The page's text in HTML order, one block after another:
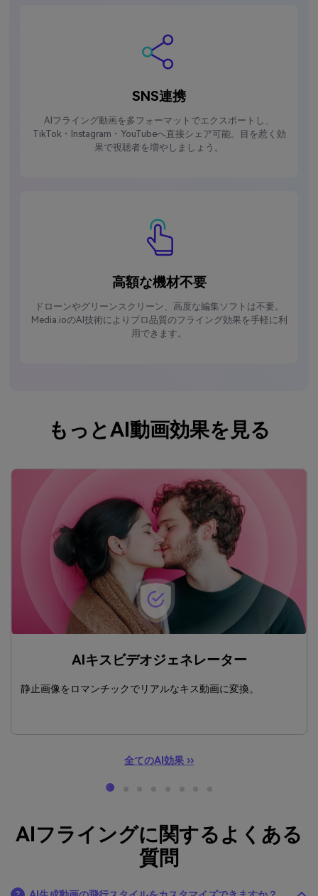
SNS連携
AIフライング動画を多フォーマットでエクスポートし、
TikTok・Instagram・YouTubeへ直接シェア可能。目を惹く効
果で視聴者を増やしましょう。
高額な機材不要
ドローンやグリーンスクリーン、高度な編集ソフトは不要。
Media.ioのAI技術によりプロ品質のフライング効果を手軽に利
用できます。
もっとAI動画効果を見る
AIキスビデオジェネレーター
静止画像をロマンチックでリアルなキス動画に変換。
全てのAI効果 ››
AIフライングに関するよくある
質問